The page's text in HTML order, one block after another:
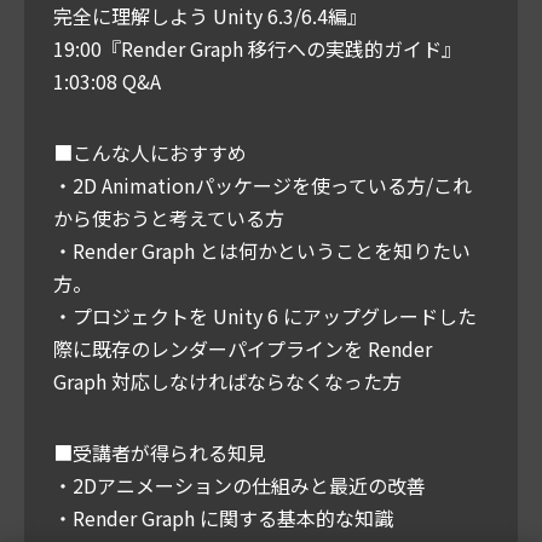
完全に理解しよう Unity 6.3/6.4編』
19:00『Render Graph 移行への実践的ガイド』
1:03:08 Q&A
■こんな人におすすめ
・2D Animationパッケージを使っている方/これ
から使おうと考えている方
・Render Graph とは何かということを知りたい
方。
・プロジェクトを Unity 6 にアップグレードした
際に既存のレンダーパイプラインを Render
Graph 対応しなければならなくなった方
■受講者が得られる知見
・2Dアニメーションの仕組みと最近の改善
・Render Graph に関する基本的な知識